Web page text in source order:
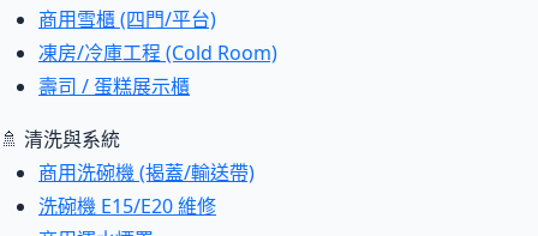
商用雪櫃 (四門/平台)
凍房/冷庫工程 (Cold Room)
壽司 / 蛋糕展示櫃
🚿 清洗與系統
商用洗碗機 (揭蓋/輸送帶)
洗碗機 E15/E20 維修